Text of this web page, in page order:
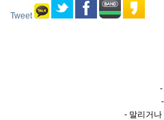
Tweet
-
- 말리거